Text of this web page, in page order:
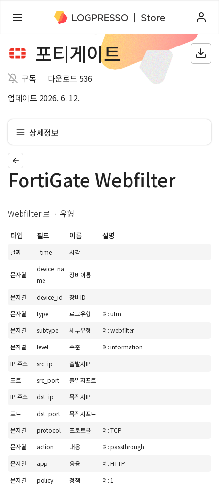
포티게이트
구독
다운로드 536
업데이트 2026. 6. 12.
상세정보
FortiGate Webfilter
Webfilter 로그 유형
타입 필드 이름 설명
날짜 _time 시각
문자열
device_na
me
장비이름
문자열 device_id
장비ID
문자열
type 로그유형
예: utm
문자열
subtype 세부유형
예: webfilter
문자열
level 수준
예: information
IP 주소
src_ip
출발지IP
포트
src_port
출발지포트
IP 주소
dst_ip
목적지IP
포트
dst_port
목적지포트
문자열
protocol 프로토콜
예: TCP
문자열
action 대응
예: passthrough
문자열
app 응용
예: HTTP
문자열
policy 정책
예: 1